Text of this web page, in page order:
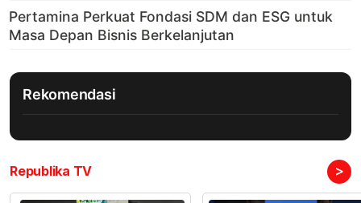
Rekomendasi
Republika TV >